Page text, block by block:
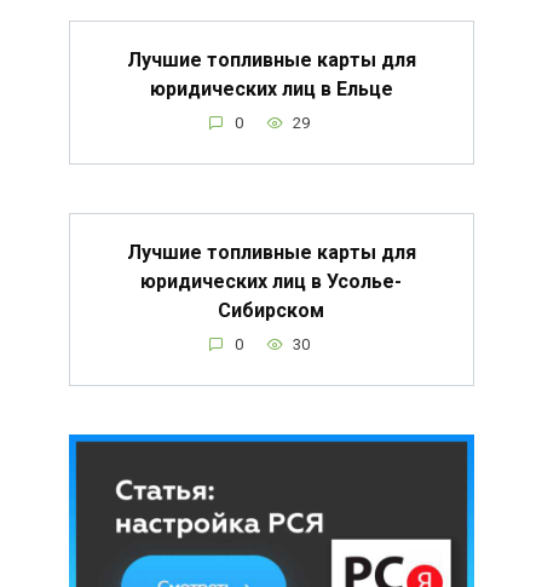
Лучшие топливные карты для
юридических лиц в Ельце
0 29
Лучшие топливные карты для
юридических лиц в Усолье-
Сибирском
0 30